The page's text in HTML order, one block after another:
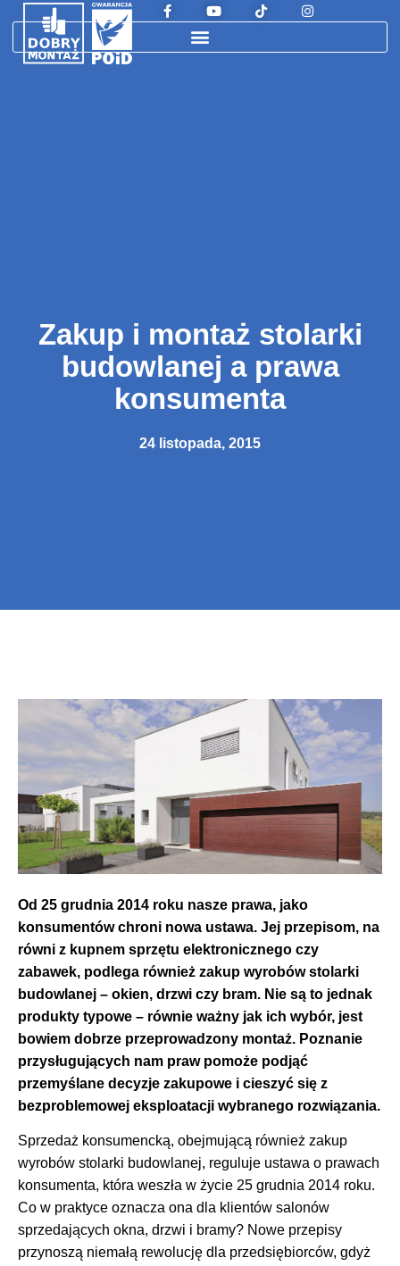
Zakup i montaż stolarki
budowlanej a prawa
konsumenta
24 listopada, 2015
Od 25 grudnia 2014 roku nasze prawa, jako
konsumentów chroni nowa ustawa. Jej przepisom, na
równi z kupnem sprzętu elektronicznego czy
zabawek, podlega również zakup wyrobów stolarki
budowlanej – okien, drzwi czy bram. Nie są to jednak
produkty typowe – równie ważny jak ich wybór, jest
bowiem dobrze przeprowadzony montaż. Poznanie
przysługujących nam praw pomoże podjąć
przemyślane decyzje zakupowe i cieszyć się z
bezproblemowej eksploatacji wybranego rozwiązania.
Sprzedaż konsumencką, obejmującą również zakup
wyrobów stolarki budowlanej, reguluje ustawa o prawach
konsumenta, która weszła w życie 25 grudnia 2014 roku.
Co w praktyce oznacza ona dla klientów salonów
sprzedających okna, drzwi i bramy? Nowe przepisy
przynoszą niemałą rewolucję dla przedsiębiorców, gdyż